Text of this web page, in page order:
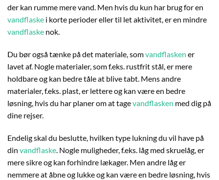
der kan rumme mere vand. Men hvis du kun har brug for en
vandflaske i korte perioder eller til let aktivitet, er en mindre
vandflaske nok.
Du bør også tænke på det materiale, somvandflasken er
lavet af. Nogle materialer, som f.eks. rustfrit stål, er mere
holdbare og kan bedre tåle at blive tabt. Mens andre
materialer, f.eks. plast, er lettere og kan være en bedre
løsning, hvis du har planer om at tagevandflasken med dig på
dine rejser.
Endelig skal du beslutte, hvilken type lukning du vil have på
din vandflaske . Nogle muligheder, f.eks. låg med skruelåg, er
mere sikre og kan forhindre lækager. Men andre låg er
nemmere at åbne og lukke og kan være en bedre løsning, hvis